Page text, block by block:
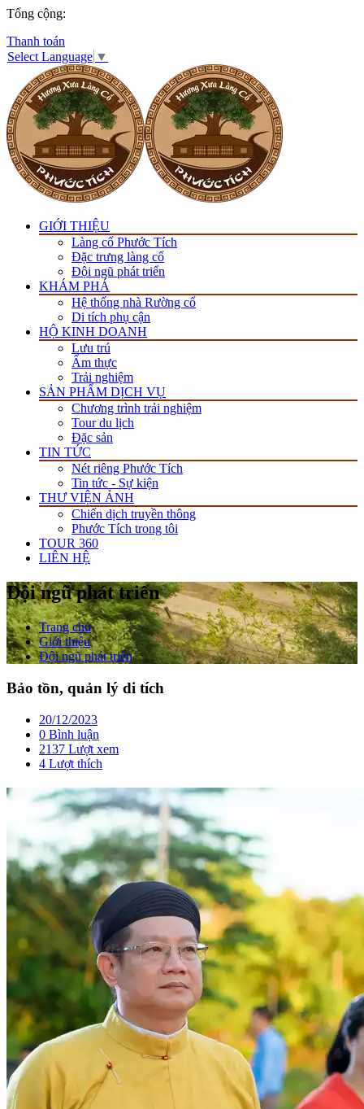
Tổng cộng:
Thanh toán
Select Language ▼
GIỚI THIỆU
Làng cổ Phước Tích
Đặc trưng làng cổ
Đội ngũ phát triển
KHÁM PHÁ
Hệ thống nhà Rường cổ
Di tích phụ cận
HỘ KINH DOANH
Lưu trú
Ẩm thực
Trải nghiệm
SẢN PHẨM DỊCH VỤ
Chương trình trải nghiệm
Tour du lịch
Đặc sản
TIN TỨC
Nét riêng Phước Tích
Tin tức - Sự kiện
THƯ VIỆN ẢNH
Chiến dịch truyền thông
Phước Tích trong tôi
TOUR 360
LIÊN HỆ
Đội ngũ phát triển
Trang chủ
Giới thiệu
Đội ngũ phát triển
Bảo tồn, quản lý di tích
20/12/2023
0 Bình luận
2137 Lượt xem
4 Lượt thích